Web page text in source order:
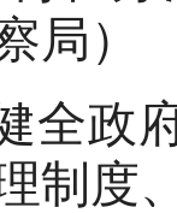
局）
全政
制度